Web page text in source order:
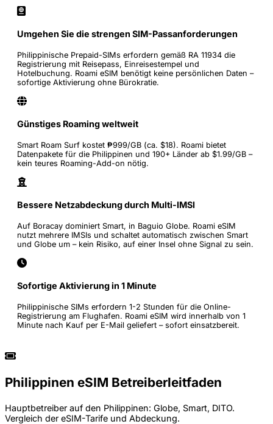
Umgehen Sie die strengen SIM-Passanforderungen
Philippinische Prepaid-SIMs erfordern gemäß RA 11934 die
Registrierung mit Reisepass, Einreisestempel und
Hotelbuchung. Roami eSIM benötigt keine persönlichen Daten –
sofortige Aktivierung ohne Bürokratie.
Günstiges Roaming weltweit
Smart Roam Surf kostet ₱999/GB (ca. $18). Roami bietet
Datenpakete für die Philippinen und 190+ Länder ab $1.99/GB –
kein teures Roaming-Add-on nötig.
Bessere Netzabdeckung durch Multi-IMSI
Auf Boracay dominiert Smart, in Baguio Globe. Roami eSIM
nutzt mehrere IMSIs und schaltet automatisch zwischen Smart
und Globe um – kein Risiko, auf einer Insel ohne Signal zu sein.
Sofortige Aktivierung in 1 Minute
Philippinische SIMs erfordern 1-2 Stunden für die Online-
Registrierung am Flughafen. Roami eSIM wird innerhalb von 1
Minute nach Kauf per E-Mail geliefert – sofort einsatzbereit.
Philippinen eSIM Betreiberleitfaden
Hauptbetreiber auf den Philippinen: Globe, Smart, DITO.
Vergleich der eSIM-Tarife und Abdeckung.